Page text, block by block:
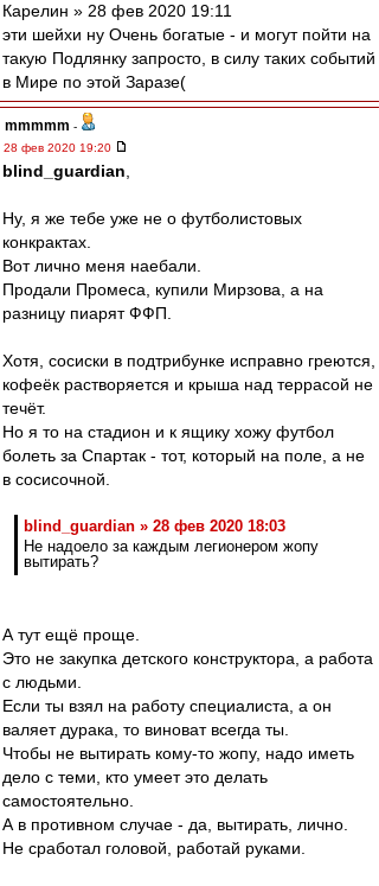
Карелин » 28 фев 2020 19:11
эти шейхи ну Очень богатые - и могут пойти на
такую Подлянку запросто, в силу таких событий
в Мире по этой Заразе(
mmmmm -
28 фев 2020 19:20
blind_guardian
Ну, я же тебе уже не о футболистовых
конкрактах.
Вот лично меня наебали.
Продали Промеса, купили Мирзова, а на
разницу пиарят ФФП.
Хотя, сосиски в подтрибунке исправно греются,
кофеёк растворяется и крыша над террасой не
течёт.
Но я то на стадион и к ящику хожу футбол
болеть за Спартак - тот, который на поле, а не
в сосисочной.
blind_guardian » 28 фев 2020 18:03
Не надоело за каждым легионером жопу
вытирать?
А тут ещё проще.
Это не закупка детского конструктора, а работа
с людьми.
Если ты взял на работу специалиста, а он
валяет дурака, то виноват всегда ты.
Чтобы не вытирать кому-то жопу, надо иметь
дело с теми, кто умеет это делать
самостоятельно.
А в противном случае - да, вытирать, лично.
Не сработал головой, работай руками.